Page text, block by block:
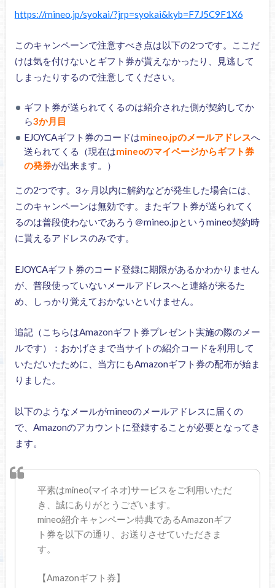
https://mineo.jp/syokai/?jrp=syokai&kyb=F7J5C9F1X6
このキャンペーンで注意すべき点は以下の2つです。ここだ
けは気を付けないとギフト券が貰えなかったり、見逃して
しまったりするので注意してください。
ギフト券が送られてくるのは紹介された側が契約してか
ら3か月目
EJOYCAギフト券のコードはmineo.jpのメールアドレスへ
送られてくる（現在はmineoのマイページからギフト券
の発券が出来ます。）
この2つです。3ヶ月以内に解約などが発生した場合には、
このキャンペーンは無効です。またギフト券が送られてく
るのは普段使わないであろう＠mineo.jpというmineo契約時
に貰えるアドレスのみです。
EJOYCAギフト券のコード登録に期限があるかわかりません
が、普段使っていないメールアドレスへと連絡が来るた
め、しっかり覚えておかないといけません。
追記（こちらはAmazonギフト券プレゼント実施の際のメー
ルです）：おかげさまで当サイトの紹介コードを利用して
いただいたために、当方にもAmazonギフト券の配布が始ま
りました。
以下のようなメールがmineoのメールアドレスに届くの
で、Amazonのアカウントに登録することが必要となってき
ます。
平素はmineo(マイネオ)サービスをご利用いただ
き、誠にありがとうございます。
mineo紹介キャンペーン特典であるAmazonギフ
ト券を以下の通り、お送りさせていただきま
す。
【Amazonギフト券】